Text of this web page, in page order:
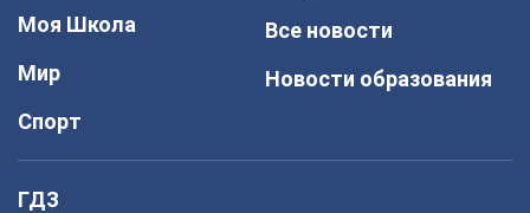
Моя Школа
Мир
Спорт
Все новости
Новости образования
ГДЗ